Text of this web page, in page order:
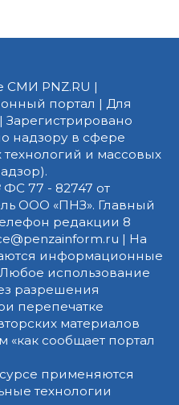
СМИ PNZ.RU |
портал | Для
Зарегистрировано
надзору в сфере
и массовых
77 - 82747 от
ООО «ПНЗ». Главный
редакции 8
| На
информационные
использование
разрешения
перепечатке
материалов
«как сообщает портал
применяются
технологии